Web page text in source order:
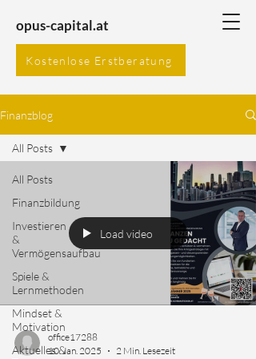
opus-capital.at
Kostenlose Erstberatung
Finanzblog
All Posts
Finanzbildung
Investieren
&
Vermögensaufbau
Spiele &
Lernmethoden
Mindset &
Motivation
Aktuelles &
All Posts
Load video
office17288
10. Jan. 2025
2 Min. Lesezeit